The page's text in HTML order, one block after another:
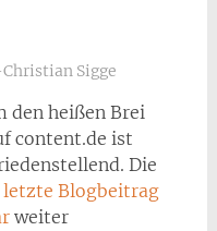
Sigge
den heißen Brei
content.de ist
Die
letzte Blogbeitrag
weiter